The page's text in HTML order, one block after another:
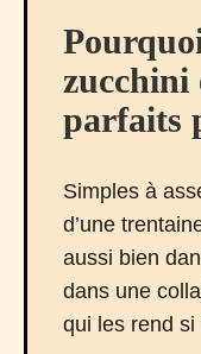
zucchini
parfaits
Simples à
d’une
aussi bien
dans une
qui les rend